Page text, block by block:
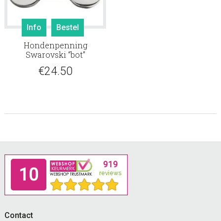
Info Bestel
Hondenpenning
Swarovski “bot”
€24.50
Footer
Contact